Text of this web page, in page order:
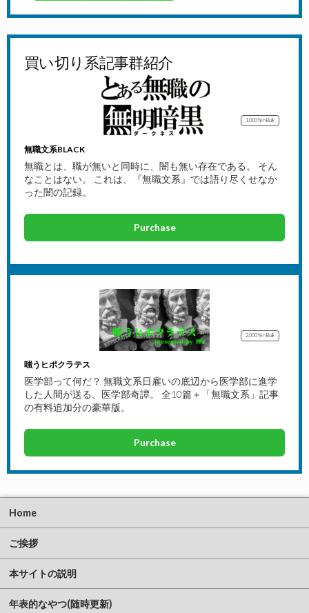
買い切り系記事群紹介
1,000YenBulk
無職文系BLACK
無職とは、職が無いと同時に、闇も無い存在である。 そん
なことはない。 これは、『無職文系』では語り尽くせなか
った闇の記録。
Purchase
2,000YenBulk
嗤うヒポクラテス
医学部って何だ？ 無職文系日雇いの底辺から医学部に進学
した人間が送る、医学部奇譚。 全10篇＋「無職文系」記事
の有料追加分の豪華版。
Purchase
Home
ご挨拶
本サイトの説明
年表的なやつ(随時更新)